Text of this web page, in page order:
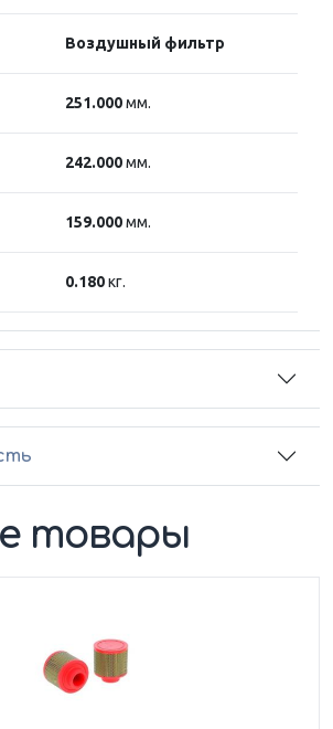
Воздушный фильтр
251.000мм.
242.000мм.
159.000мм.
0.180кг.
товары